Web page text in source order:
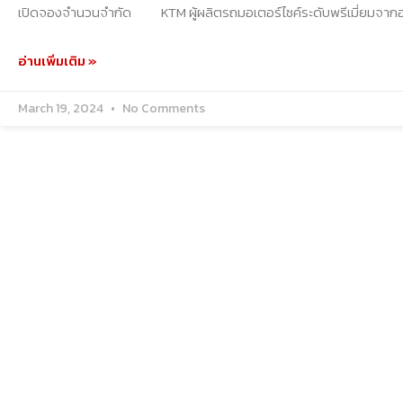
เปิดจองจำนวนจำกัด KTM ผู้ผลิตรถมอเตอร์ไซค์ระดับพรีเมี่ยมจาก
อ่านเพิ่มเติม »
March 19, 2024 No Comments